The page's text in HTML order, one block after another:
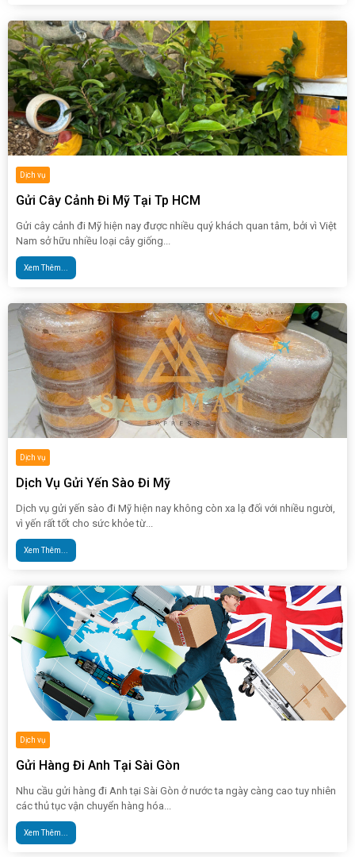
Dịch vụ
Gửi Cây Cảnh Đi Mỹ Tại Tp HCM
Gửi cây cảnh đi Mỹ hiện nay được nhiều quý khách quan tâm, bởi vì Việt
Nam sở hữu nhiều loại cây giống...
Xem Thêm...
Dịch vụ
Dịch Vụ Gửi Yến Sào Đi Mỹ
Dịch vụ gửi yến sào đi Mỹ hiện nay không còn xa lạ đối với nhiều người,
vì yến rất tốt cho sức khỏe từ...
Xem Thêm...
Dịch vụ
Gửi Hàng Đi Anh Tại Sài Gòn
Nhu cầu gửi hàng đi Anh tại Sài Gòn ở nước ta ngày càng cao tuy nhiên
các thủ tục vận chuyển hàng hóa...
Xem Thêm...